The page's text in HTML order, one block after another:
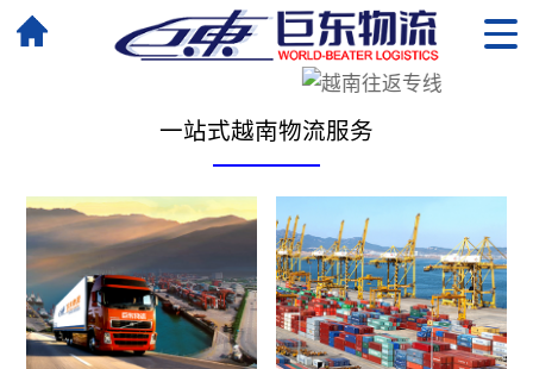
一站式越南物流服务